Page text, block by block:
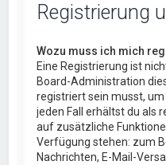
Registrierung
Wozu muss ich mich
Eine Registrierung ist
Board-Administration
registriert sein musst,
jeden Fall erhältst du als
auf zusätzliche
Verfügung stehen: zum
Nachrichten, E-Mail-